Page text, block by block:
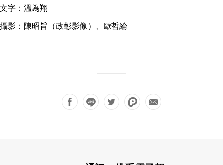
文字：溫為翔
攝影：陳昭旨（政彰影像）、歐哲綸